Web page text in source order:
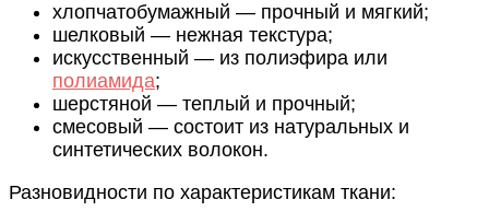
хлопчатобумажный — прочный и мягкий;
шелковый — нежная текстура;
искусственный — из полиэфира или
полиамида;
шерстяной — теплый и прочный;
смесовый — состоит из натуральных и
синтетических волокон.
Разновидности по характеристикам ткани: